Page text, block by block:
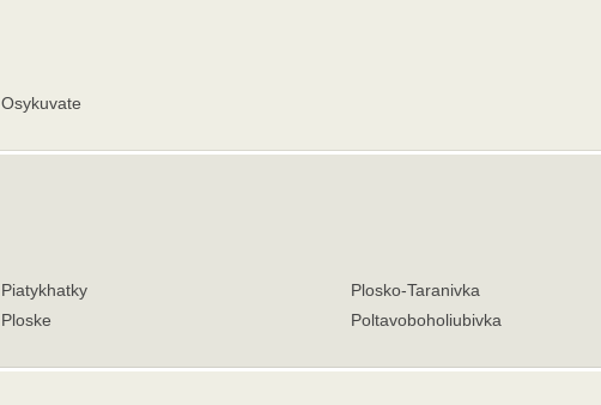
Osykuvate
Piatykhatky
Ploske
Plosko-Taranivka
Poltavoboholiubivka